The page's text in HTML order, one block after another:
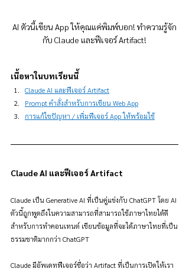
AI ตัวนี้เขียน App ให้คุณแค่พิมพ์บอก! ทำความรู้จัก
กับ Claude และฟีเจอร์ Artifact!
เนื้อหาในบทเรียนนี้
Claude AI และฟีเจอร์ Artifact
Prompt คำสั่งสำหรับการเขียน Web App
การแก้ไขปัญหา / เพิ่มฟีเจอร์ App ให้พร้อมใช้
Claude AI และฟีเจอร์ Artifact
Claude เป็น Generative AI ที่เป็นคู่แข่งกับ ChatGPT โดย AI
ตัวนี้ถูกพูดถึงในความสามารถที่สามารถใช้ภาษาไทยได้ดี
สำหรับการทำคอนเทนต์ เขียนข้อมูลที่จะได้ภาษาไทยที่เป็น
ธรรมชาติมากกว่า ChatGPT
Claude มีอัพเดทฟีเจอร์ชื่อว่า Artifact ที่เป็นการเปิดให้เรา